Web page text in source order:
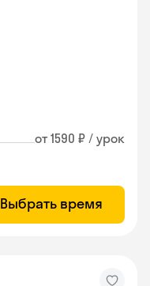
от 1590 ₽ / урок
Выбрать время